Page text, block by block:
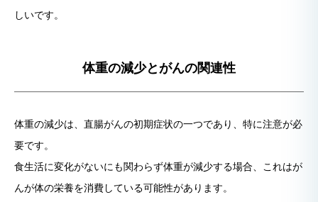
しいです。
体重の減少とがんの関連性
体重の減少は、直腸がんの初期症状の一つであり、特に注意が必
要です。
食生活に変化がないにも関わらず体重が減少する場合、これはが
んが体の栄養を消費している可能性があります。